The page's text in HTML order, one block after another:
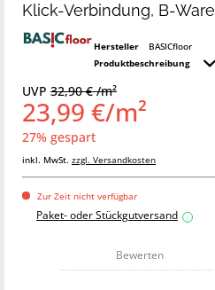
Klick-Verbindung, B-Ware
Hersteller
BASICfloor
Produktbeschreibung
UVP 32,90 € /m²
23,99 €/m²
27% gespart
inkl. MwSt. zzgl. Versandkosten
Zur Zeit nicht verfügbar
Paket- oder Stückgutversand i
Bewerten